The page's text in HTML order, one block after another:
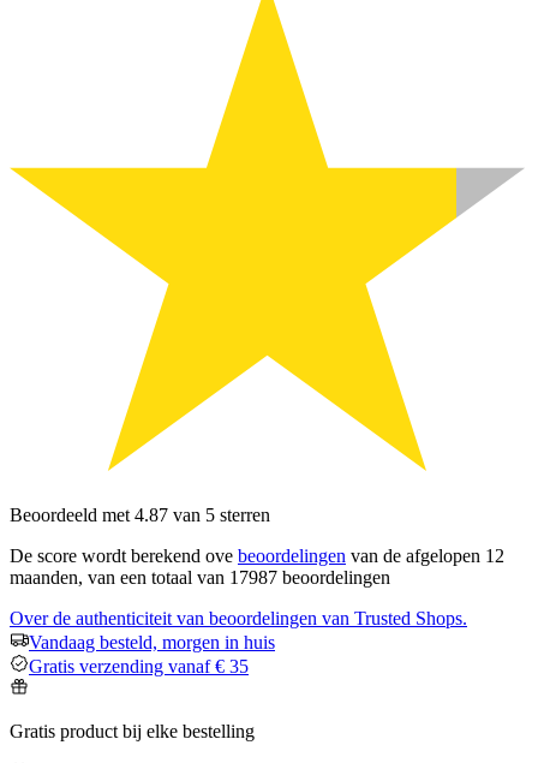
Beoordeeld met 4.87 van 5 sterren
De score wordt berekend ove beoordelingen van de afgelopen 12
maanden, van een totaal van 17987 beoordelingen
Over de authenticiteit van beoordelingen van Trusted Shops.
Vandaag besteld, morgen in huis
Gratis verzending vanaf € 35
Gratis product bij elke bestelling